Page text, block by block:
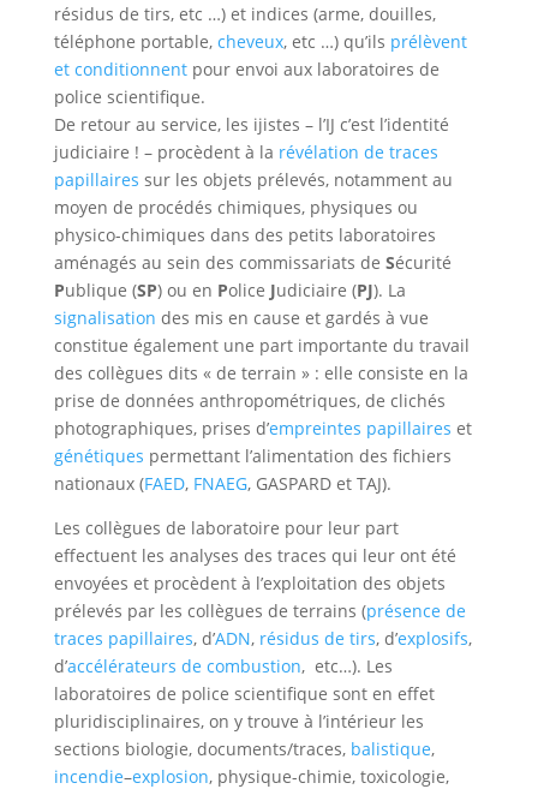
résidus de tirs, etc …) et indices (arme, douilles,
téléphone portable, cheveux, etc …) qu’ils prélèvent
et conditionnentpour envoi aux laboratoires de
police scientifique.
De retour au service, les ijistes – l’IJ c’est l’identité
judiciaire ! – procèdent à la révélation de traces
papillaires sur les objets prélevés, notamment au
moyen de procédés chimiques, physiques ou
physico-chimiques dans des petits laboratoires
aménagés au sein des commissariats de Sécurité
Publique (SP) ou en Police Judiciaire (PJ). La
signalisation des mis en cause et gardés à vue
constitue également une part importante du travail
des collègues dits « de terrain » : elle consiste en la
prise de données anthropométriques, de clichés
photographiques, prises d’empreintes papillaires et
génétiques permettant l’alimentation des fichiers
nationaux (FAED, FNAEG, GASPARD et TAJ).
Les collègues de laboratoire pour leur part
effectuent les analyses des traces qui leur ont été
envoyées et procèdent à l’exploitation des objets
prélevés par les collègues de terrains (présence de
traces papillaires, d’ADN, résidus de tirs, d’explosifs,
d’accélérateurs de combustion, etc…). Les
laboratoires de police scientifique sont en effet
pluridisciplinaires, on y trouve à l’intérieur les
sections biologie, documents/traces, balistique,
incendie–explosion, physique-chimie, toxicologie,